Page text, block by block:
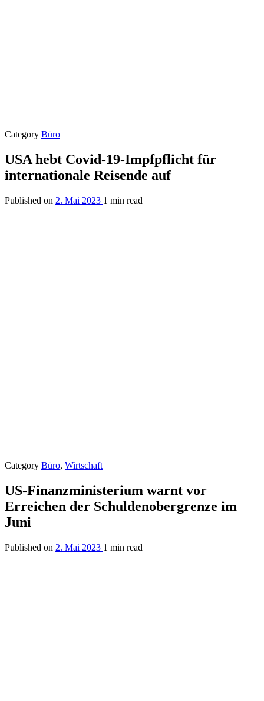
Category Büro
USA hebt Covid-19-Impfpflicht für
internationale Reisende auf
Published on 2. Mai 2023 1 min read
Category Büro, Wirtschaft
US-Finanzministerium warnt vor
Erreichen der Schuldenobergrenze im
Juni
Published on 2. Mai 2023 1 min read